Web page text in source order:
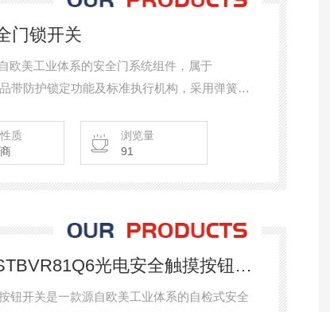
门锁开关
欧美工业体系的安全门系统组件，属于
带防护锁定功能及标准执行机构，采用弹簧力
具备1500N的锁定保持力。
质
浏览量
91
K50LGRYPQ美国Banner STBVR81Q6光电安全触摸按钮开关
钮开关是一款源自欧美工业体系的自检式安全